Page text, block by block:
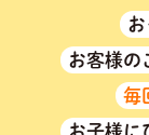
お客様の
毎